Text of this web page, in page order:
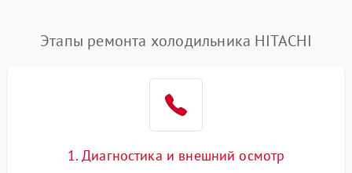
Поломка системы No Frost 2600 ₽ Подробнее →
Этапы ремонта холодильника HITACHI
1. Диагностика и внешний осмотр